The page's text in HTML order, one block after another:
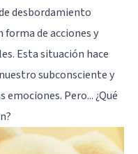
desbordamiento
de acciones y
Esta situación hace
subconsciente y
Pero... ¿Qué